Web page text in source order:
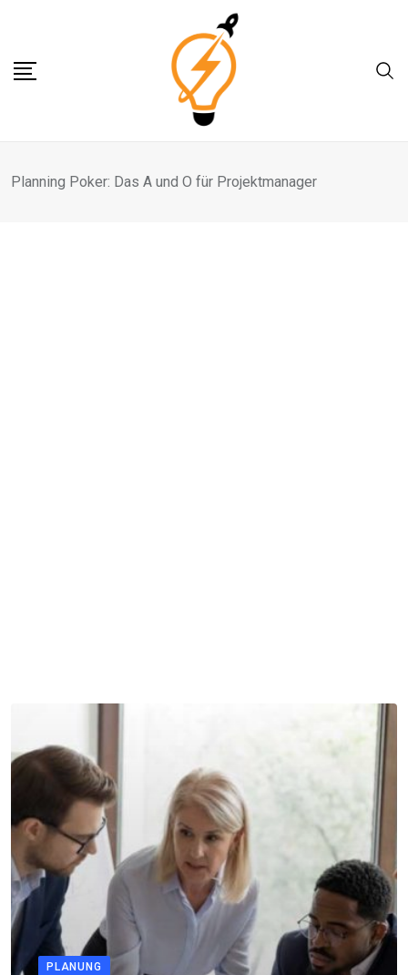
content
Planning Poker: Das A und O für Projektmanager
PLANUNG